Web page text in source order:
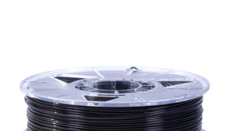
Накопительные скидки
Розыгрыши подарков
Отправить
Нажимая на кнопку "Отправить", вы даете согласие на обработку
персональных данных
Нажимая на кнопку "Отправить", вы даете согласие на обработку
персональных данных